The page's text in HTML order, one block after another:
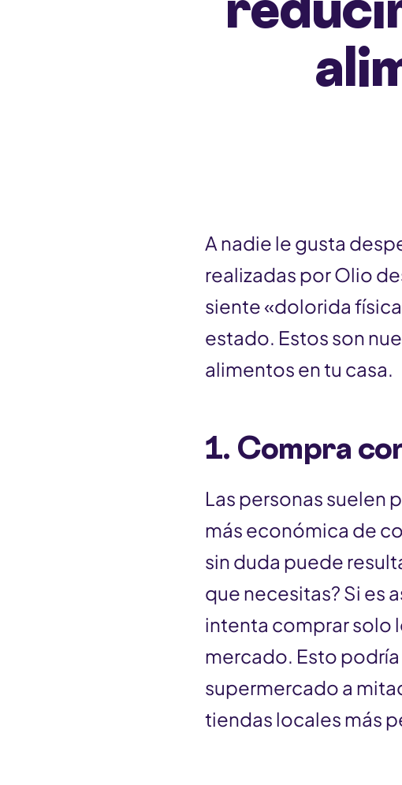
A nadie le gusta
realizadas por Olio
siente «dolorida
estado. Estos son
alimentos en tu casa.
1. Compra
Las personas suelen
más económica de
sin duda puede
que necesitas? Si es
intenta comprar solo
mercado. Esto
supermercado a
tiendas locales más